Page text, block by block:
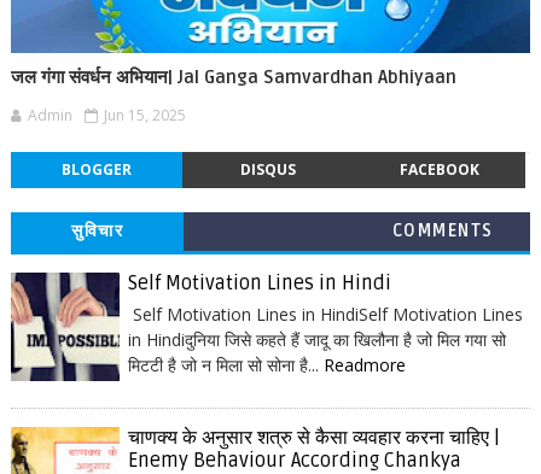
जल गंगा संवर्धन अभियान| Jal Ganga Samvardhan Abhiyaan
Admin Jun 15, 2025
BLOGGER DISQUS FACEBOOK
सुविचार COMMENTS
Self Motivation Lines in Hindi
Self Motivation Lines in HindiSelf Motivation Lines
in Hindiदुनिया जिसे कहते हैं जादू का खिलौना है जो मिल गया सो
मिटटी है जो न मिला सो सोना है... Readmore
चाणक्य के अनुसार शत्रु से कैसा व्यवहार करना चाहिए |
Enemy Behaviour According Chankya